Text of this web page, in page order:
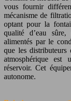
vous fournir
mécanisme de
optant pour la
qualité d’eau
alimentés par le
que les
atmosphérique est
réservoir. Cet
autonome.